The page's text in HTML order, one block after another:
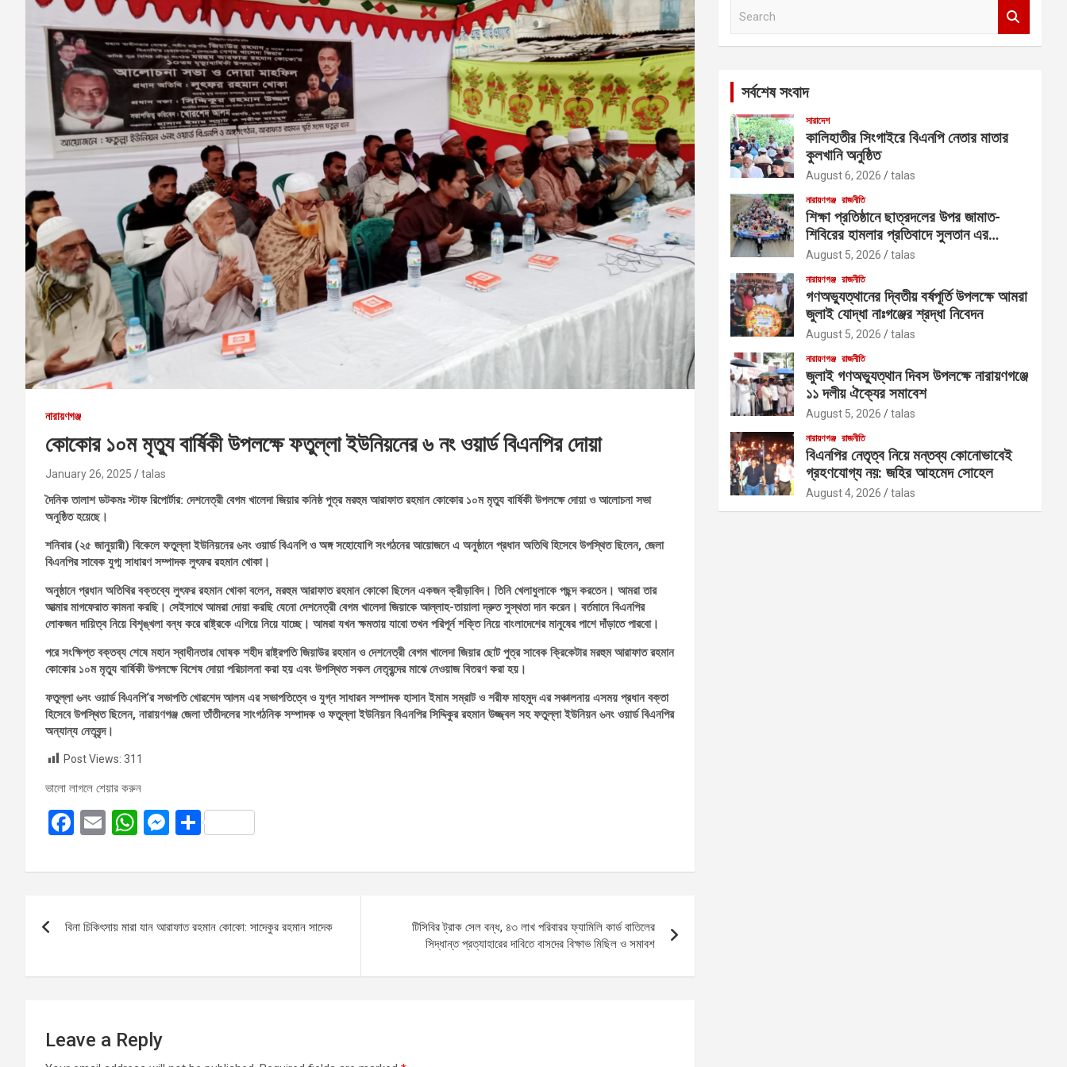
নারায়ণগঞ্জ
কোকোর ১০ম মৃত্যু বার্ষিকী উপলক্ষে ফতুল্লা ইউনিয়নের ৬ নং ওয়ার্ড বিএনপির দোয়া
January 26, 2025 talas
দৈনিক তালাশ ডটকমঃ স্টাফ রিপোর্টার: দেশনেত্রী বেগম খালেদা জিয়ার কনিষ্ঠ পুত্র মরহুম আরাফাত রহমান কোকোর ১০ম মৃত্যু বার্ষিকী উপলক্ষে দোয়া ও আলোচনা সভা
অনুষ্ঠিত হয়েছে।
শনিবার (২৫ জানুয়ারী) বিকেলে ফতুল্লা ইউনিয়নের ৬নং ওয়ার্ড বিএনপি ও অঙ্গ সহোযোগি সংগঠনের আয়োজনে এ অনুষ্ঠানে প্রধান অতিথি হিসেবে উপস্থিত ছিলেন, জেলা
বিএনপির সাবেক যুগ্ম সাধারণ সম্পাদক লুৎফর রহমান খোকা।
অনুষ্ঠানে প্রধান অতিথির বক্তব্যে লুৎফর রহমান খোকা বলেন, মরহুম আরাফাত রহমান কোকো ছিলেন একজন ক্রীড়াবিদ। তিনি খেলাধুলাকে পছন্দ করতেন। আমরা তার
আত্মার মাগফেরাত কামনা করছি। সেইসাথে আমরা দোয়া করছি যেনো দেশনেত্রী বেগম খালেদা জিয়াকে আল্লাহ-তায়ালা দ্রুত সুস্থতা দান করেন। বর্তমানে বিএনপির
লোকজন দায়িত্ব নিয়ে বিশৃঙ্খলা বন্ধ করে রাষ্ট্রকে এগিয়ে নিয়ে যাচ্ছে। আমরা যখন ক্ষমতায় যাবো তখন পরিপূর্ন শক্তি নিয়ে বাংলাদেশের মানুষের পাশে দাঁড়াতে পারবো।
পরে সংক্ষিপ্ত বক্তব্য শেষে মহান স্বাধীনতার ঘোষক শহীদ রাষ্ট্রপতি জিয়াউর রহমান ও দেশনেত্রী বেগম খালেদা জিয়ার ছোট পুত্র সাবেক ক্রিকেটার মরহুম আরাফাত রহমান
কোকোর ১০ম মৃত্যু বার্ষিকী উপলক্ষে বিশেষ দোয়া পরিচালনা করা হয় এবং উপস্থিত সকল নেতৃবৃন্দের মাঝে নেওয়াজ বিতরণ করা হয়।
ফতুল্লা ৬নং ওয়ার্ড বিএনপি‘র সভাপতি খোরশেদ আলম এর সভাপতিত্বে ও যুগ্ন সাধারন সম্পাদক হাসান ইমাম সম্রাট ও শরীফ মাহমুদ এর সঞ্চালনায় এসময় প্রধান বক্তা
হিসেবে উপস্থিত ছিলেন, নারায়ণগঞ্জ জেলা তাঁতীদলের সাংগঠনিক সম্পাদক ও ফতুল্লা ইউনিয়ন বিএনপির সিদ্দিকুর রহমান উজ্জ্বল সহ ফতুল্লা ইউনিয়ন ৬নং ওয়ার্ড বিএনপির
অন্যান্য নেতৃবৃন্দ।
Post Views: 311
ভালো লাগলে শেয়ার করুন
F
ce
o
k
E
ail
W
at
A
p
M
se
g
S
ar
navigation
বিনা চিকিৎসায় মারা যান আরাফাত রহমান কোকো: সাদেকুর রহমান সাদেক
টিসিবির ট্রাক সেল বন্ধ, ৪৩ লাখ পরিবারর ফ্যামিলি কার্ড বাতিলের
সিদ্ধান্ত প্রত্যাহারের দাবিতে বাসদের বিক্ষাভ মিছিল ও সমাবশ
Leave a Reply
সর্বশেষ সংবাদ
সারাদেশ
কালিহাতীর সিংগাইরে বিএনপি নেতার মাতার
কুলখানি অনুষ্ঠিত
August 6, 2026 talas
নারায়ণগঞ্জ রাজনীতি
শিক্ষা প্রতিষ্ঠানে ছাত্রদলের উপর জামাত-
শিবিরের হামলার প্রতিবাদে সুলতান এর
নেতৃত্বে বিক্ষোভ
August 5, 2026 talas
নারায়ণগঞ্জ রাজনীতি
গণঅভ্যুত্থানের দ্বিতীয় বর্ষপূর্তি উপলক্ষে আমরা
জুলাই যোদ্ধা নাঃগঞ্জের শ্রদ্ধা নিবেদন
August 5, 2026 talas
নারায়ণগঞ্জ রাজনীতি
জুলাই গণঅভ্যুত্থান দিবস উপলক্ষে নারায়ণগঞ্জে
১১ দলীয় ঐক্যের সমাবেশ
August 5, 2026 talas
নারায়ণগঞ্জ রাজনীতি
বিএনপির নেতৃত্ব নিয়ে মন্তব্য কোনোভাবেই
গ্রহণযোগ্য নয়: জহির আহমেদ সোহেল
August 4, 2026 talas